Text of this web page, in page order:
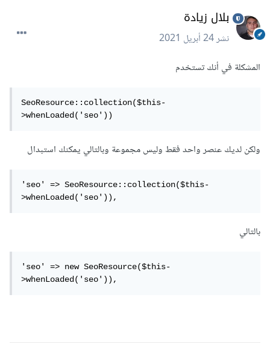
بلال زيادة
نشر24 أبريل 2021
المشكلة في أنك تستخدم
SeoResource::collection($this-
>whenLoaded('seo'))
ولكن لديك عنصر واحد فقط وليس مجموعة وبالتالي يمكنك استبدال
'seo' => SeoResource::collection($this-
>whenLoaded('seo')),
بالتالي
'seo' => new SeoResource($this-
>whenLoaded('seo')),